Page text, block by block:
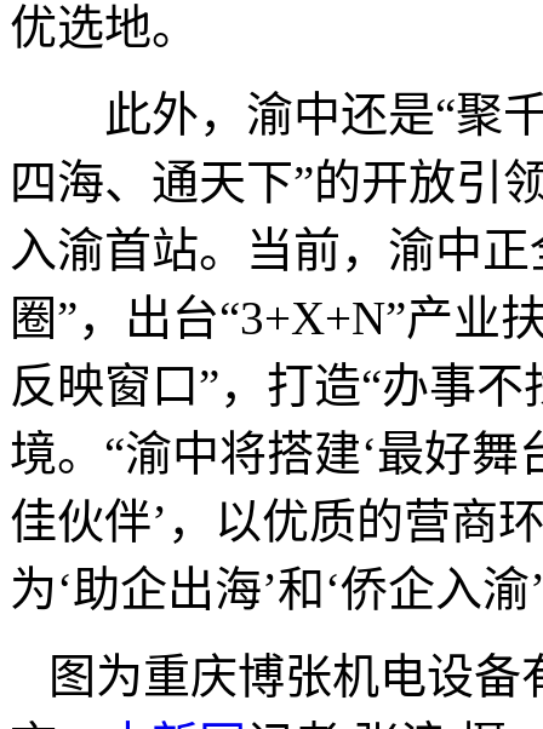
优选地。
此外，渝中还是“聚千
四海、通天下”的开放引
入渝首站。当前，渝中
圈”，出台“3+X+N”产业
反映窗口”，打造“办事
境。“渝中将搭建‘最好舞
佳伙伴’，以优质的营商
为‘助企出海’和‘侨企入
图为重庆博张机电设